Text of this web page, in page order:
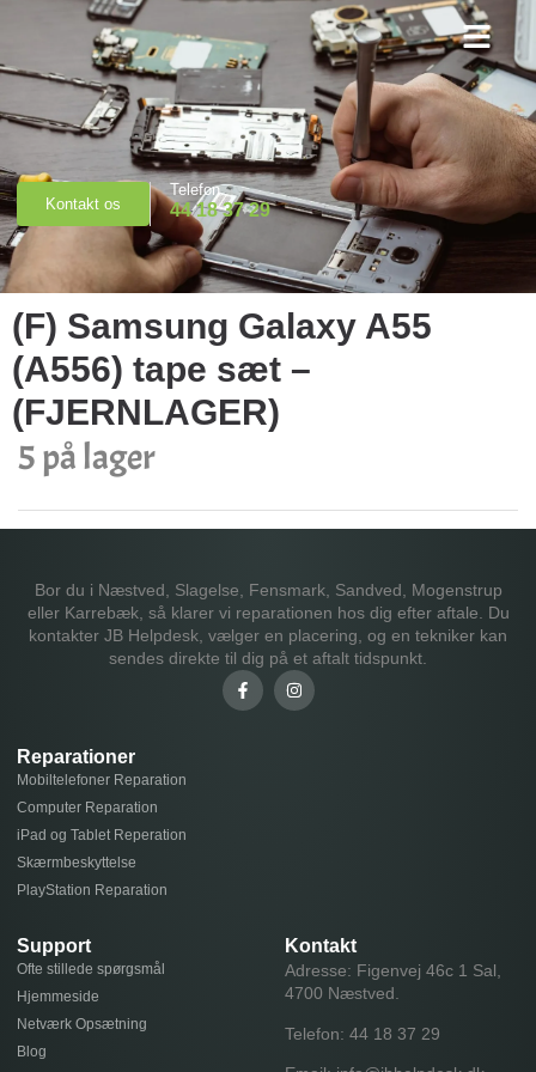
Kontakt os
Telefon
44 18 37 29
(F) Samsung Galaxy A55
(A556) tape sæt –
(FJERNLAGER)
5 på lager
Bor du i Næstved, Slagelse, Fensmark, Sandved, Mogenstrup
eller Karrebæk, så klarer vi reparationen hos dig efter aftale. Du
kontakter JB Helpdesk, vælger en placering, og en tekniker kan
sendes direkte til dig på et aftalt tidspunkt.
Reparationer
Mobiltelefoner Reparation
Computer Reparation
iPad og Tablet Reperation
Skærmbeskyttelse
PlayStation Reparation
Support
Ofte stillede spørgsmål
Hjemmeside
Netværk Opsætning
Blog
Kontakt
Adresse: Figenvej 46c 1 Sal,
4700 Næstved.
Telefon: 44 18 37 29